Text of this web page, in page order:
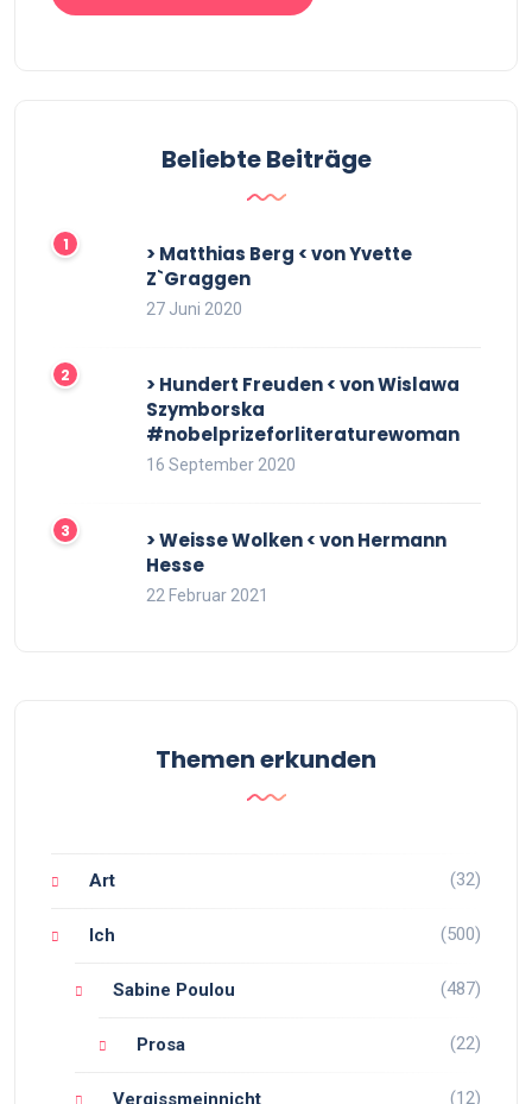
Beliebte Beiträge
> Matthias Berg < von Yvette
Z`Graggen
27 Juni 2020
> Hundert Freuden < von Wislawa
Szymborska
#nobelprizeforliteraturewoman
16 September 2020
> Weisse Wolken < von Hermann
Hesse
22 Februar 2021
Themen erkunden
Art (32)
Ich (500)
Sabine Poulou (487)
Prosa (22)
Vergissmeinnicht (12)